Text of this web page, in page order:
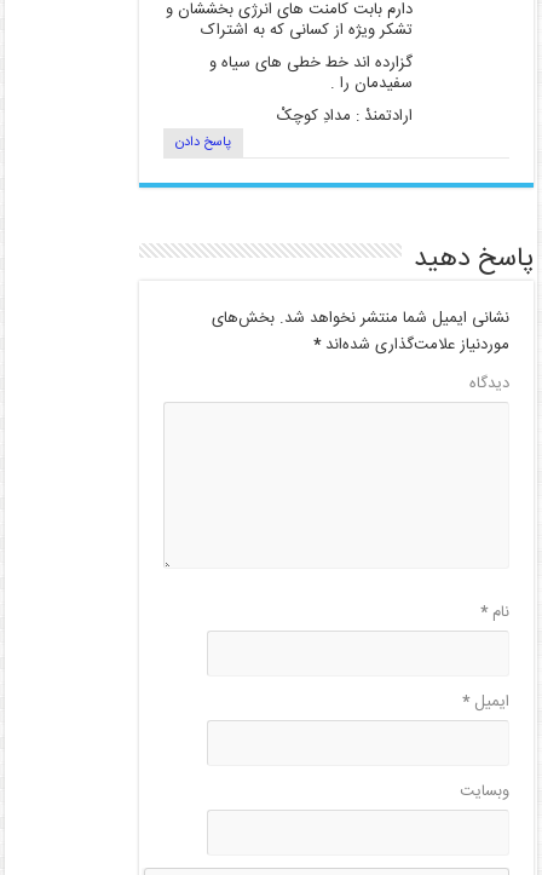
دارم بابت کامنت های انرژی بخششان و
تشکر ویژه از کسانی که به اشتراک
گزارده اند خط خطی های سیاه و
سفیدمان را .
ارادتمندْ : مدادِ کوچکْ
پاسخ دادن
پاسخ دهید
نشانی ایمیل شما منتشر نخواهد شد. بخش‌های
موردنیاز علامت‌گذاری شده‌اند*
دیدگاه
نام*
ایمیل*
وبسایت